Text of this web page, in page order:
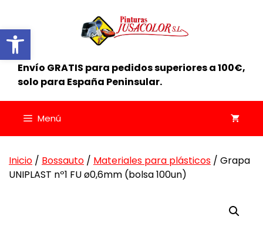
Abrir barra de herramientas
contenido
Envío GRATIS para pedidos superiores a 100€,
solo para España Peninsular.
Menú
Inicio / Bossauto / Materiales para plásticos / Grapa
UNIPLAST nº1 FU ø0,6mm (bolsa 100un)